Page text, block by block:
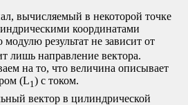
вычисляемый в некоторой точке
координатами
результат не зависит от
лишь направление вектора.
на то, что величина описывает
(L1 ) с током.
вектор в цилиндрической